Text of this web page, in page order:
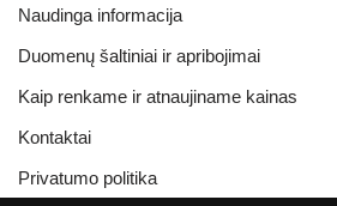
Naudinga informacija
Duomenų šaltiniai ir apribojimai
Kaip renkame ir atnaujiname kainas
Kontaktai
Privatumo politika